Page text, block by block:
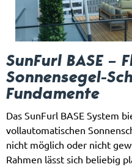
SunFurl BASE –
Sonnensegel-
Fundamente
Das SunFurl BASE System
vollautomatischen
nicht möglich oder nicht
Rahmen lässt sich beliebig